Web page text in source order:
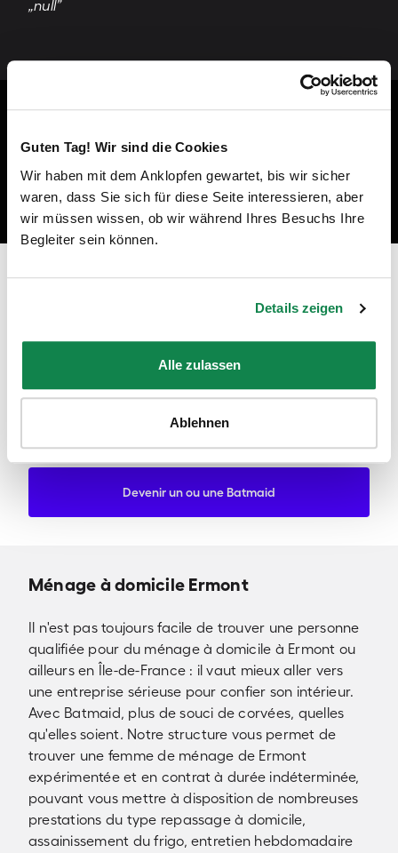
Guten Tag! Wir sind die Cookies
Wir haben mit dem Anklopfen gewartet, bis wir sicher
waren, dass Sie sich für diese Seite interessieren, aber
wir müssen wissen, ob wir während Ihres Besuchs Ihre
Begleiter sein können.
Details zeigen
Alle zulassen
Ablehnen
„null”
Prêt à devenir un professionnel du
"En tant qu'employée Batmaid, je peux travailler avec des
clients privés ou pour des ménages de fin de bail, dans les
Professionnelle du ménage chez Batmaid
Devenir un ou une Batmaid
Ménage à domicile Ermont
Il n'est pas toujours facile de trouver une personne
qualifiée pour du ménage à domicile à Ermont ou
ailleurs en Île-de-France : il vaut mieux aller vers
une entreprise sérieuse pour confier son intérieur.
Avec Batmaid, plus de souci de corvées, quelles
qu'elles soient. Notre structure vous permet de
trouver une femme de ménage de Ermont
expérimentée et en contrat à durée indéterminée,
pouvant vous mettre à disposition de nombreuses
prestations du type repassage à domicile,
assainissement du frigo, entretien hebdomadaire